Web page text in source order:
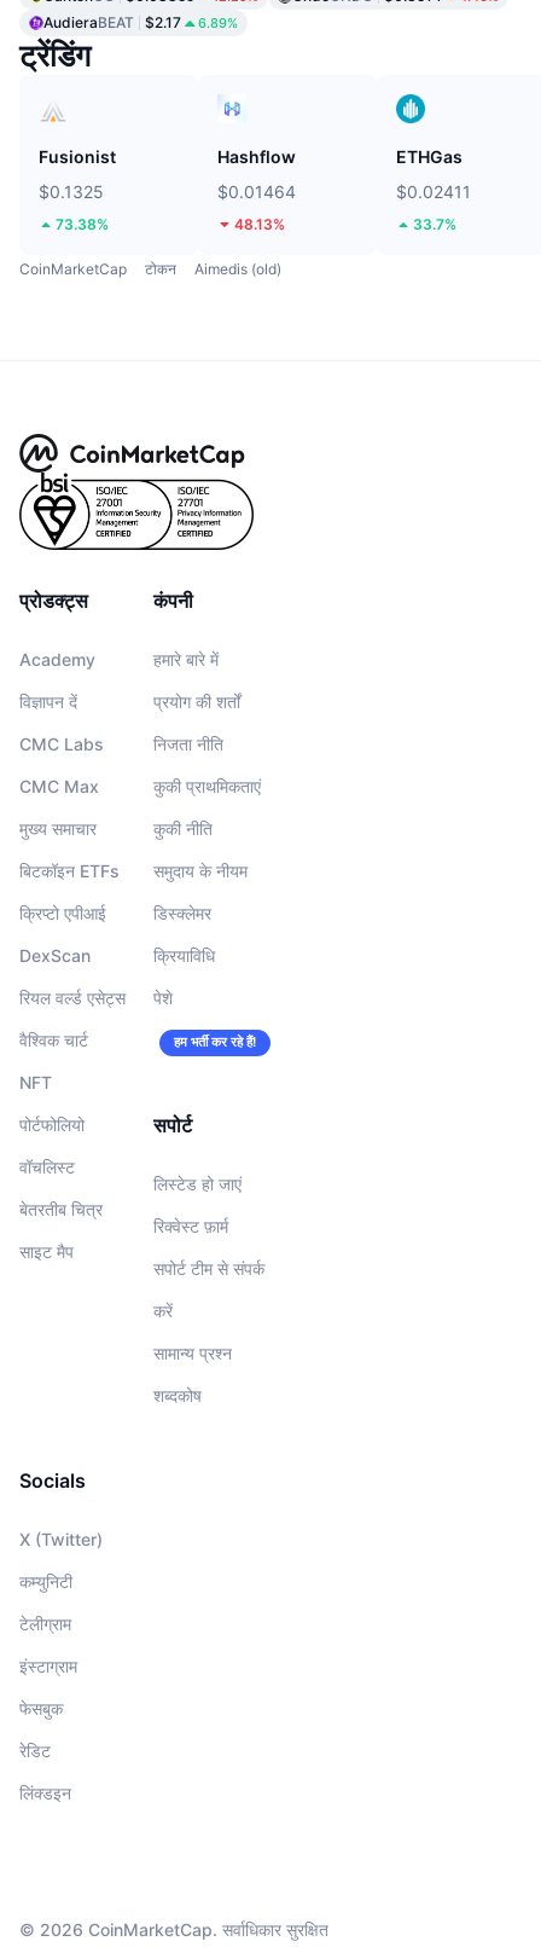
AudieraBEAT $2.17 6.89%
ट्रेंडिंग
Fusionist
$0.1325
73.38%
Hashflow
$0.01464
48.13%
ETHGas
$0.02411
33.7%
CoinMarketCap टोकन Aimedis (old)
प्रोडक्ट्स
Academy
विज्ञापन दें
CMC Labs
CMC Max
मुख्य समाचार
बिटकॉइन ETFs
क्रिप्टो एपीआई
DexScan
रियल वर्ल्ड एसेट्स
वैश्विक चार्ट
NFT
पोर्टफोलियो
वॉचलिस्‍ट
बेतरतीब चित्र
साइट मैप
कंपनी
हमारे बारे में
प्रयोग की शर्तों
निजता नीति
कुकी प्राथमिकताएं
कुकी नीति
समुदाय के नीयम
डिस्क्लेमर
क्रियाविधि
पेशे
हम भर्ती कर रहे हैं!
सपोर्ट
लिस्टेड हो जाएं
रिक्वेस्ट फ़ार्म
सपोर्ट टीम से संपर्क
करें
सामान्य प्रश्न
शब्दकोष
Socials
X (Twitter)
कम्युनिटी
टेलीग्राम
इंस्टाग्राम
फेसबुक
रेडिट
लिंक्डइन
© 2026 CoinMarketCap. सर्वाधिकार सुरक्षित